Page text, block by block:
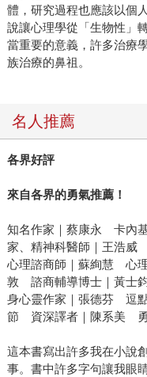
體，研究過程也應該以個
說讓心理學從「生物性」
當重要的意義，許多治療
族治療的鼻祖。
名人推薦
各界好評
來自各界的勇氣推薦！
知名作家｜蔡康永 卡內
家、精神科醫師｜王浩威
心理諮商師｜蘇絢慧 心
敦 諮商輔導博士｜黃士鈞
身心靈作家｜張德芬 逗
節 資深譯者｜陳系美
這本書寫出許多我在小說
事。書中許多字句讓我眼